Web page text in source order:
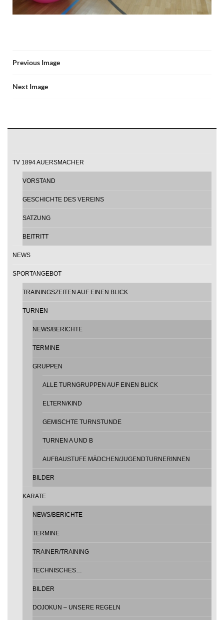
Previous Image
Next Image
TV 1894 AUERSMACHER
VORSTAND
GESCHICHTE DES VEREINS
SATZUNG
BEITRITT
NEWS
SPORTANGEBOT
TRAININGSZEITEN AUF EINEN BLICK
TURNEN
NEWS/BERICHTE
TERMINE
GRUPPEN
ALLE TURNGRUPPEN AUF EINEN BLICK
ELTERN/KIND
GEMISCHTE TURNSTUNDE
TURNEN A UND B
AUFBAUSTUFE MÄDCHEN/JUGENDTURNERINNEN
BILDER
KARATE
NEWS/BERICHTE
TERMINE
TRAINER/TRAINING
TECHNISCHES…
BILDER
DOJOKUN – UNSERE REGELN